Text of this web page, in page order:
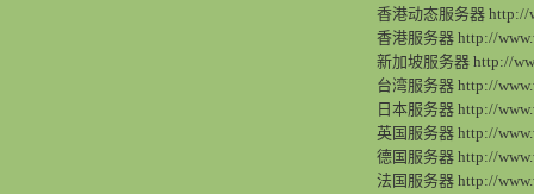
香港动态服务器 http://
香港服务器 http://
新加坡服务器 http://
台湾服务器 http://
日本服务器 http://
英国服务器 http://
德国服务器 http://
法国服务器 http://